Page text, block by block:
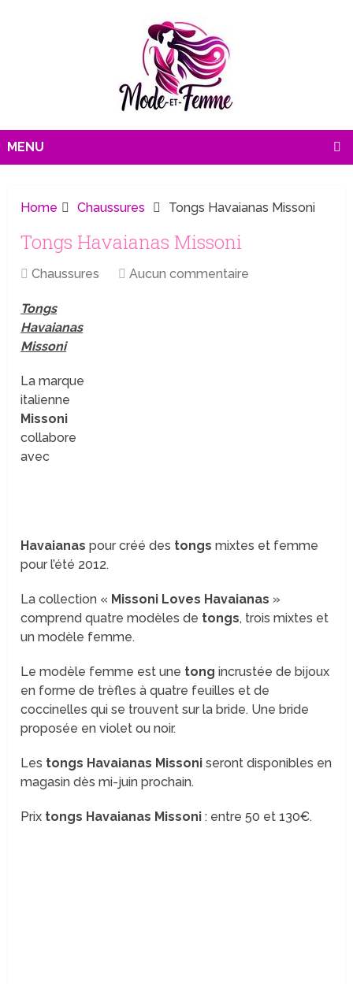
MENU
Home Chaussures Tongs Havaianas Missoni
Tongs Havaianas Missoni
Chaussures Aucun commentaire
Tongs
Havaianas
Missoni
La marque
italienne
Missoni
collabore
avec
Havaianas pour créé des tongs mixtes et femme
pour l’été 2012.
La collection « Missoni Loves Havaianas »
comprend quatre modèles de tongs, trois mixtes et
un modèle femme.
Le modèle femme est une tong incrustée de bijoux
en forme de trèfles à quatre feuilles et de
coccinelles qui se trouvent sur la bride. Une bride
proposée en violet ou noir.
Les tongs Havaianas Missoni seront disponibles en
magasin dès mi-juin prochain.
Prix tongs Havaianas Missoni: entre 50 et 130€.